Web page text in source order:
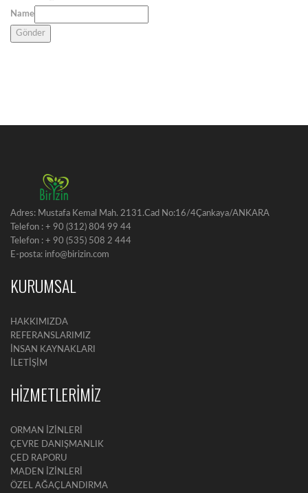
Name
Gönder
Adres: Mustafa Kemal Mah. 2131.Cad No:16/4Çankaya/ANKARA
Telefon : + 90 (312) 804 99 44
Telefon : + 90 (535) 508 2 444
E-posta: info@birizin.com
KURUMSAL
HAKKIMIZDA
REFERANSLARIMIZ
İNSAN KAYNAKLARI
İLETİŞİM
HİZMETLERİMİZ
ORMAN İZİNLERİ
ÇEVRE DANIŞMANLIK
ÇED RAPORU
MADEN İZİNLERİ
ÖZEL AĞAÇLANDIRMA